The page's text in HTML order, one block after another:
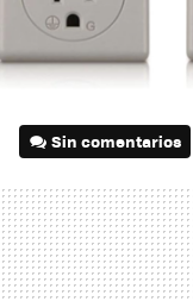
Sin comentarios